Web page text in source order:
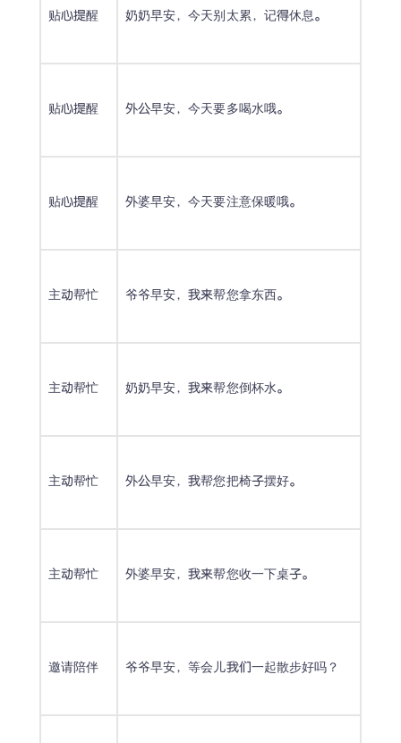
贴心提醒 奶奶早安，今天别太累，记得休息。
贴心提醒 外公早安，今天要多喝水哦。
贴心提醒 外婆早安，今天要注意保暖哦。
主动帮忙 爷爷早安，我来帮您拿东西。
主动帮忙 奶奶早安，我来帮您倒杯水。
主动帮忙 外公早安，我帮您把椅子摆好。
主动帮忙 外婆早安，我来帮您收一下桌子。
邀请陪伴 爷爷早安，等会儿我们一起散步好吗？